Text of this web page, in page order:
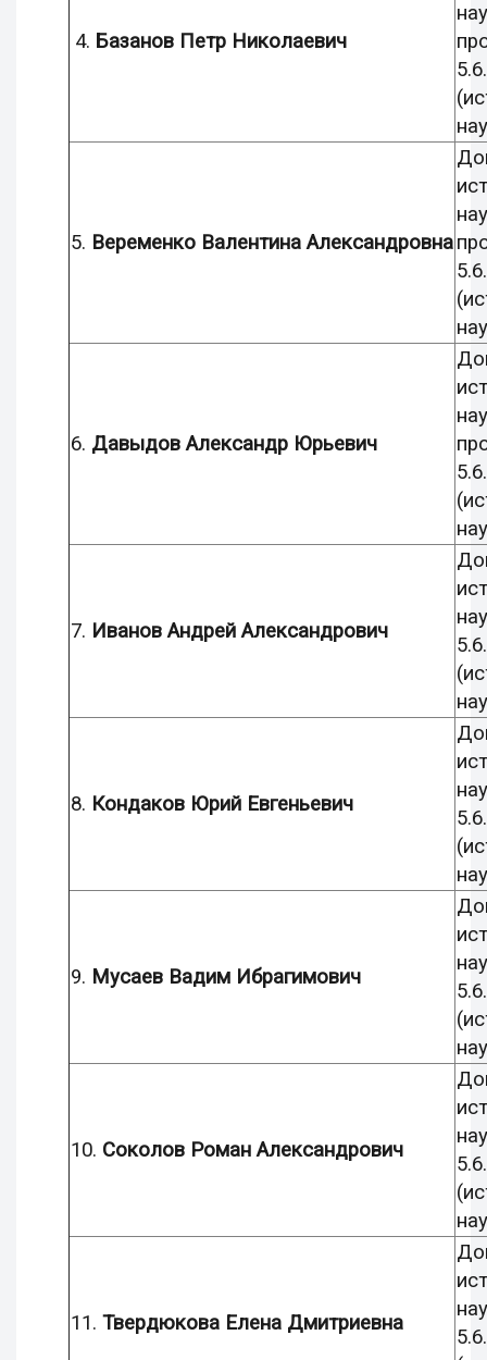
4. Базанов Петр Николаевич
5. Веременко Валентина Александровна
6. Давыдов Александр Юрьевич
7. Иванов Андрей Александрович
8. Кондаков Юрий Евгеньевич
9. Мусаев Вадим Ибрагимович
10. Соколов Роман Александрович
11. Твердюкова Елена Дмитриевна